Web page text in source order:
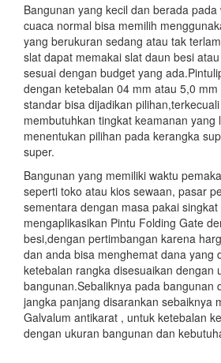
Bangunan yang kecil dan berada pada
cuaca normal bisa memilih
yang berukuran sedang atau tak
slat dapat memakai slat daun besi
sesuai dengan budget yang
dengan ketebalan 04 mm atau 5,0
standar bisa dijadikan
membutuhkan tingkat keamanan yang
menentukan pilihan pada kerangka
super.
Bangunan yang memiliki waktu
seperti toko atau kios sewaan, pasar
sementara dengan masa pakai
mengaplikasikan Pintu Folding Gate
besi,dengan pertimbangan karena
dan anda bisa menghemat dana yang
ketebalan rangka disesuaikan dengan
bangunan.Sebaliknya pada bangunan
jangka panjang disarankan sebaiknya
Galvalum antikarat , untuk ketebalan
dengan ukuran bangunan dan